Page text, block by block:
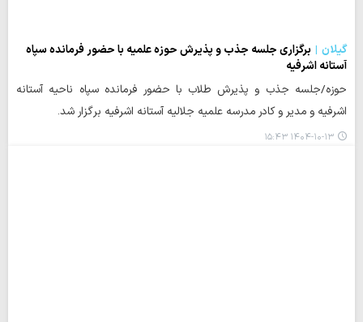
گیلان
برگزاری جلسه جذب و پذیرش حوزه علمیه با حضور فرمانده سپاه
آستانه اشرفیه
حوزه/جلسه جذب و پذیرش طلاب با حضور فرمانده سپاه ناحیه آستانه
اشرفیه و مدیر و کادر مدرسه علمیه جلالیه آستانه اشرفیه برگزار شد.
۱۴۰۴-۱۰-۱۳ ۱۵:۴۳